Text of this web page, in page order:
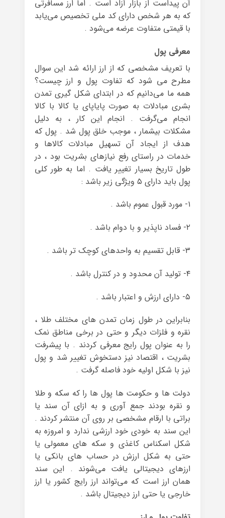
آن پیداست از بازار آزاد است . اما ارز مسافرتی
که به هر شخص دارای کد ملی تخصیص می‌یابد
با قیمتی متفاوت عرضه می‌شود .
معرفی پول
با تعریف مشخصی که از ارز ارائه شد این سوال
مطرح می شود که تفاوت پول و ارز چیست؟
همه ما می‌دانیم که در ابتدای شکل گیری تمدن
بشری مبادلات به صورت پایاپای یا کالا با کالا
انجام می‌گرفت . انجام این کار ، به دلیل
مشکلات بیشمار ، موجب خلق پول شد . پول که
هدف از ایجاد آن تسهیل مبادلات کالاها و
خدمات در راستای رفع نیازهای بشریت بود ، در
طول تاریخ بسیار تغییر یافت . اما به طور کلی
پول باید دارای ۵ ویژگی زیر باشد :
۱- مورد قبول عموم باشد .
۲- فساد ناپذیر و با دوام باشد .
۳- قابل تقسیم به واحدهای کوچک تر باشد .
۴- تولید آن محدود و در کنترل باشد .
۵- دارای ارزش و اعتبار باشد .
بنابراین در طول زمان تمدن های مختلف طلا ،
نقره و فلزات دیگر و حتی در برخی مناطق نمک
را به عنوان پول رایج معرفی کردند . با پیشرفت
بشریت ، اقتصاد نیز دستخوش تغییر شد و پول
نیز با شکل اولیه خود فاصله گرفت .
دولت ها و حکومت ها پول ها را که سکه و طلا
و نقره بودند جمع آوری و به ازای آن سند یا
براتی با ارقام مشخصی بر روی آن منتشر کردند .
این سند به خودی خود ارزشی ندارد و امروزه به
شکل اسکناس کاغذی و سکه های معمولی یا
حتی به شکل ارزش در حساب های بانکی یا
ارزهای دیجیتالی یافت می‌شوند . این سند
همان ارز است که می‌تواند ارز رایج کشور یا ارز
خارجی یا حتی ارز دیجیتال باشد .